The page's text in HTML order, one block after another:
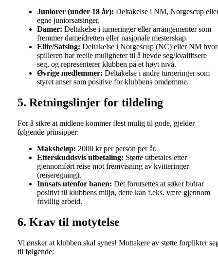
Juniorer (under 18 år): Deltakelse i NM, Norgescup
egne juniorsatsinger.
Damer: Deltakelse i turneringer eller arrangementer som
fremmer dameidretten eller nasjonale mesterskap.
Elite/Satsing: Deltakelse i Norgescup (NC) eller NM hvor
spilleren har reelle muligheter til å hevde seg/kvalifisere
seg, og representerer klubben på et høyt nivå.
Øvrige medlemmer: Deltakelse i andre turneringer som
styret anser som positive for klubbens omdømme.
5. Retningslinjer for tildeling
For å sikre at midlene kommer flest mulig til gode, gjelder
følgende prinsipper:
Maksbeløp: 2000 kr per person per år.
Etterskuddsvis utbetaling: Støtte utbetales etter
gjennomført reise mot fremvisning av kvitteringer
(reiseregning).
Innsats utenfor banen: Det forutsettes at søker bidrar
positivt til klubbens miljø, dette kan f.eks. være gjennom
frivillig arbeid.
6. Krav til motytelse
Vi ønsker at klubben skal synes! Mottakere av støtte forplikter
til følgende: